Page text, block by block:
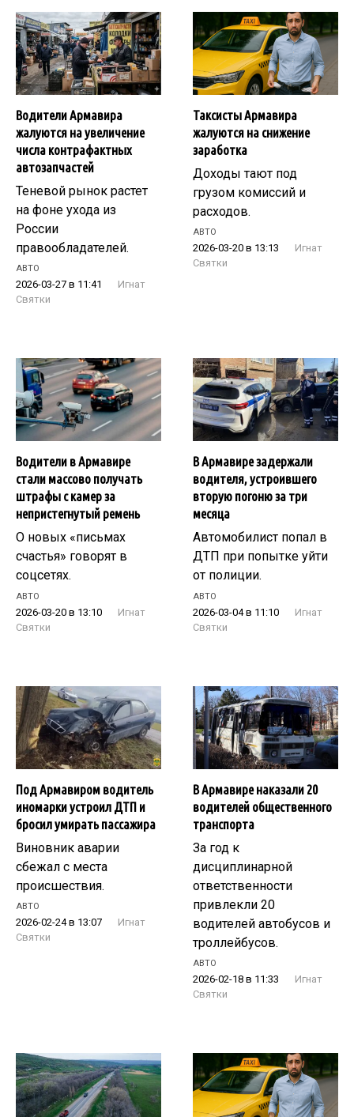
Водители Армавира
жалуются на увеличение
числа контрафактных
автозапчастей
Теневой рынок растет
на фоне ухода из
России
правообладателей.
АВТО
2026-03-27 в 11:41
Игнат
Святки
Таксисты Армавира
жалуются на снижение
заработка
Доходы тают под
грузом комиссий и
расходов.
АВТО
2026-03-20 в 13:13
Игнат
Святки
Водители в Армавире
стали массово получать
штрафы с камер за
непристегнутый ремень
О новых «письмах
счастья» говорят в
соцсетях.
АВТО
2026-03-20 в 13:10
Игнат
Святки
В Армавире задержали
водителя, устроившего
вторую погоню за три
месяца
Автомобилист попал в
ДТП при попытке уйти
от полиции.
АВТО
2026-03-04 в 11:10
Игнат
Святки
Под Армавиром водитель
иномарки устроил ДТП и
бросил умирать пассажира
Виновник аварии
сбежал с места
происшествия.
АВТО
2026-02-24 в 13:07
Игнат
Святки
В Армавире наказали 20
водителей общественного
транспорта
За год к
дисциплинарной
ответственности
привлекли 20
водителей автобусов и
троллейбусов.
АВТО
2026-02-18 в 11:33
Игнат
Святки